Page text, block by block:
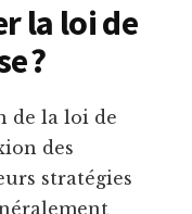
la loi de
?
de la loi de
des
stratégies